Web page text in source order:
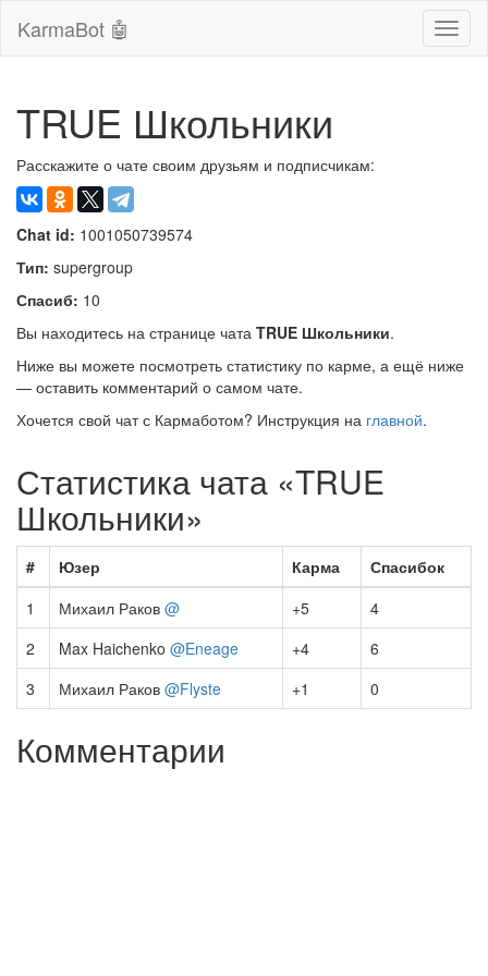
KarmaBot 🤖
TRUE Школьники
Расскажите о чате своим друзьям и подписчикам:
Chat id: 1001050739574
Тип: supergroup
Спасиб: 10
Вы находитесь на странице чата TRUE Школьники.
Ниже вы можете посмотреть статистику по карме, а ещё ниже
— оставить комментарий о самом чате.
Хочется свой чат с Кармаботом? Инструкция на главной.
Статистика чата «TRUE
Школьники»
# Юзер Карма
Спасибок
1
Михаил Раков @ +5
4
2
Max Haichenko @Eneage +4
6
3
Михаил Раков @Flyste +1 0
Комментарии